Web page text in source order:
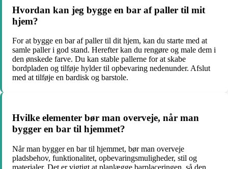
Hvordan kan jeg bygge en bar af paller til mit
hjem?
For at bygge en bar af paller til dit hjem, kan du starte med at
samle paller i god stand. Herefter kan du rengøre og male dem i
den ønskede farve. Du kan stable pallerne for at skabe
bordpladen og tilføje hylder til opbevaring nedenunder. Afslut
med at tilføje en bardisk og barstole.
Hvilke elementer bør man overveje, når man
bygger en bar til hjemmet?
Når man bygger en bar til hjemmet, bør man overveje
pladsbehov, funktionalitet, opbevaringsmuligheder, stil og
materialer. Det er vigtigt at planlægge barplaceringen, så den